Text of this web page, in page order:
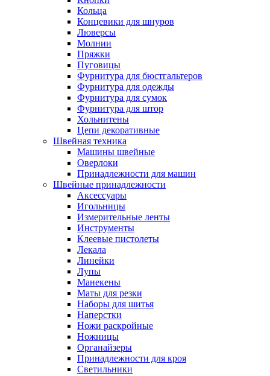
Кольца
Концевики для шнуров
Люверсы
Молнии
Пряжки
Пуговицы
Фурнитура для бюстгальтеров
Фурнитура для одежды
Фурнитура для сумок
Фурнитура для штор
Хольнитены
Цепи декоративные
Швейная техника
Машины швейные
Оверлоки
Принадлежности для машин
Швейные принадлежности
Аксессуары
Игольницы
Измерительные ленты
Инструменты
Клеевые пистолеты
Лекала
Линейки
Лупы
Манекены
Маты для резки
Наборы для шитья
Наперстки
Ножи раскройные
Ножницы
Органайзеры
Принадлежности для кроя
Светильники